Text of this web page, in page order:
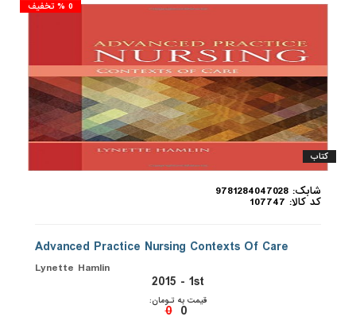
کتاب
0 % تخفیف
شابک: 9781284047028
کد کالا: 107747
Advanced Practice Nursing Contexts Of Care
Lynette Hamlin
2015 - 1st
قیمت به تـومان:
0
0